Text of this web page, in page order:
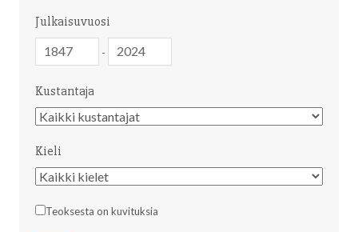
Julkaisuvuosi
-
Kustantaja
Kustantaja
Kieli
Kieli
Teoksesta on kuvituksia